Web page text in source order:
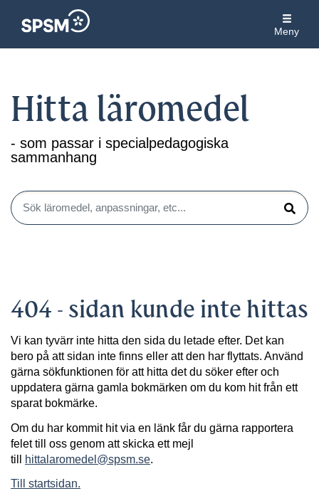
Meny
Hitta läromedel
- som passar i specialpedagogiska
sammanhang
Sök läromedel, anpassningar, etc...
Sök
404 - sidan kunde inte hittas
Vi kan tyvärr inte hitta den sida du letade efter. Det kan
bero på att sidan inte finns eller att den har flyttats. Använd
gärna sökfunktionen för att hitta det du söker efter och
uppdatera gärna gamla bokmärken om du kom hit från ett
sparat bokmärke.
Om du har kommit hit via en länk får du gärna rapportera
felet till oss genom att skicka ett mejl
till
hittalaromedel@spsm.se.
Till startsidan.